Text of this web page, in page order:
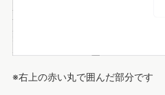
※右上の赤い丸で囲んだ部分です